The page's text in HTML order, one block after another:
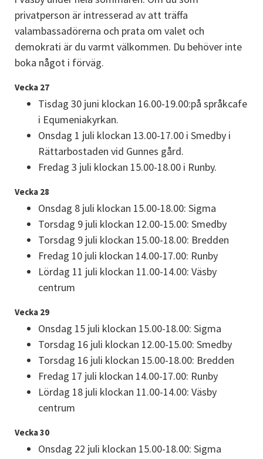
privatperson är intresserad av att träffa
valambassadörerna och prata om valet och
demokrati är du varmt välkommen. Du behöver inte
boka något i förväg.
Vecka 27
Tisdag 30 juni klockan 16.00-19.00:på språkcafe
i Equmeniakyrkan.
Onsdag 1 juli klockan 13.00-17.00 i Smedby i
Rättarbostaden vid Gunnes gård.
Fredag 3 juli klockan 15.00-18.00 i Runby.
Vecka 28
Onsdag 8 juli klockan 15.00-18.00: Sigma
Torsdag 9 juli klockan 12.00-15.00: Smedby
Torsdag 9 juli klockan 15.00-18.00: Bredden
Fredag 10 juli klockan 14.00-17.00: Runby
Lördag 11 juli klockan 11.00-14.00: Väsby
centrum
Vecka 29
Onsdag 15 juli klockan 15.00-18.00: Sigma
Torsdag 16 juli klockan 12.00-15.00: Smedby
Torsdag 16 juli klockan 15.00-18.00: Bredden
Fredag 17 juli klockan 14.00-17.00: Runby
Lördag 18 juli klockan 11.00-14.00: Väsby
centrum
Vecka 30
Onsdag 22 juli klockan 15.00-18.00: Sigma